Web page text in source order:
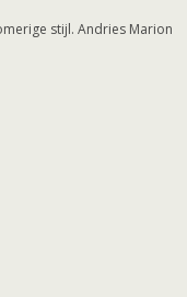
stijl. Andries Marion